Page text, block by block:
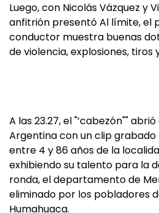
Luego, con Nicolás Vázquez y
anfitrión presentó Al límite, el
conductor muestra buenas
de violencia, explosiones, tiros
A las 23.27, el "’cabezón""
Argentina con un clip
entre 4 y 86 años de la
exhibiendo su talento para la
ronda, el departamento de
eliminado por los pobladores
Humahuaca.